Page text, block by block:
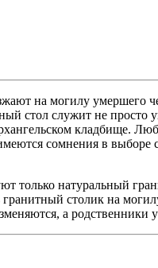
на могилу умершего
стол служит не
кладбище.
сомнения в выборе
только натуральный
столик на
а